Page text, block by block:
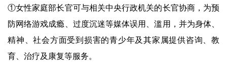
①女性家庭部长官可与相关中央行政机关的长官协商，为预
防网络游戏成瘾、过度沉迷等媒体误用、滥用，并为身体、
精神、社会方面受到损害的青少年及其家属提供咨询、教
育、治疗及康复等服务。